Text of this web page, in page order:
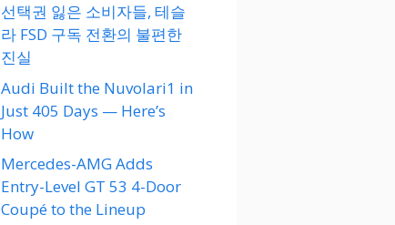
선택권 잃은 소비자들, 테슬
라 FSD 구독 전환의 불편한
진실
Audi Built the Nuvolari1 in
Just 405 Days — Here’s
How
Mercedes-AMG Adds
Entry-Level GT 53 4-Door
Coupé to the Lineup